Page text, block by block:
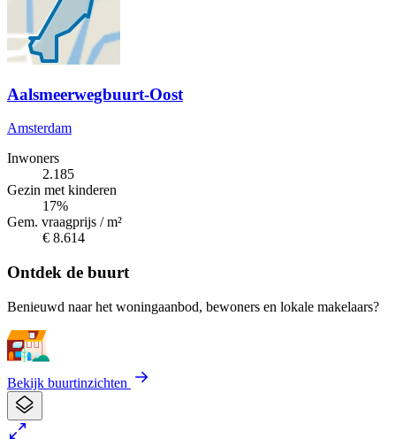
Aalsmeerwegbuurt-Oost
Amsterdam
Inwoners
2.185
Gezin met kinderen
17%
Gem. vraagprijs / m²
€ 8.614
Ontdek de buurt
Benieuwd naar het woningaanbod, bewoners en lokale makelaars?
Bekijk buurtinzichten